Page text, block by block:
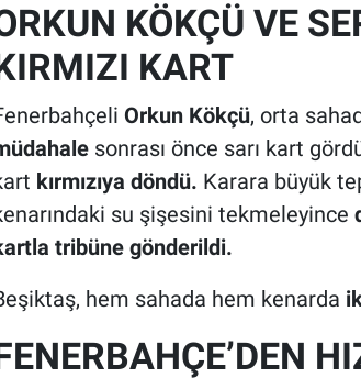
KÖKÇÜ VE
KART
Orkun Kökçü, orta
sonrası önce sarı kart
kırmızıya döndü. Karara büyük
su şişesini tekmeleyince
tribüne gönderildi.
hem sahada hem kenarda